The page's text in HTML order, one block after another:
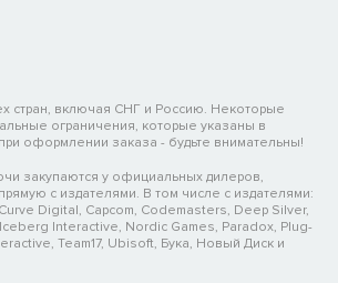
стран, включая СНГ и Россию. Некоторые
ограничения, которые указаны в
оформлении заказа - будьте внимательны!
закупаются у официальных дилеров,
с издателями. В том числе с издателями:
Digital, Capcom, Codemasters, Deep Silver,
Interactive, Nordic Games, Paradox, Plug-
Team17, Ubisoft, Бука, Новый Диск и